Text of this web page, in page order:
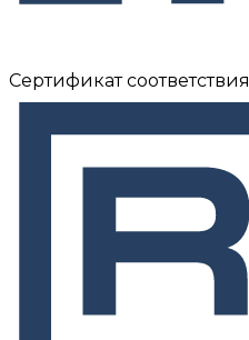
Сертификат соответствия